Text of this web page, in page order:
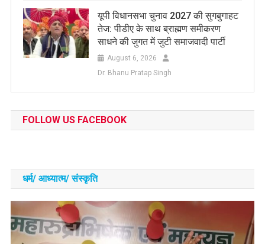
यूपी विधानसभा चुनाव 2027 की सुगबुगाहट
तेज: पीडीए के साथ ब्राह्मण समीकरण
साधने की जुगत में जुटी समाजवादी पार्टी
August 6, 2026
Dr. Bhanu Pratap Singh
FOLLOW US FACEBOOK
धर्म/ आध्‍यात्‍म/ संस्‍कृति